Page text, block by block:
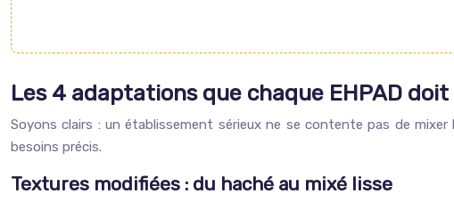
Les 4 adaptations que chaque EHPAD
Soyons clairs : un établissement sérieux ne se contente pas de
besoins précis.
Textures modifiées : du haché au mixé lisse